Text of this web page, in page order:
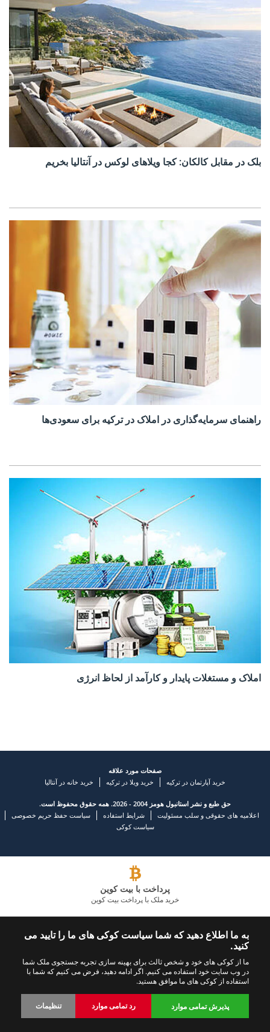
بلک در مقابل کالکان: کجا ویلاهای لوکس در آنتالیا بخریم
راهنمای سرمایه‌گذاری در املاک در ترکیه برای سعودی‌ها
املاک و مستغلات پایدار و کارآمد از لحاظ انرژی
صفحات مورد علاقه
خرید آپارتمان در ترکیه
خرید ویلا در ترکیه خرید خانه در آنتالیا
حق طبع و نشر استانبول هومز 2004 - 2026. همه حقوق محفوظ است.
اعلامیه های حقوقی و سلب مسئولیت
شرایط استفاده
سیاست حفظ حریم خصوصی
سیاست کوکی
پرداخت با بیت کوین
خرید ملک با پرداخت بیت کوین
شرکت املاک و مستغلات پیشرو
با ما تماس بگیرید
+902423245494
به ما اطلاع دهید که شما سیاست کوکی های ما را تایید می
کنید.
ما از کوکی های خود و شخص ثالث برای بهینه سازی تجربه جستجوی ملک شما
در وب سایت خود استفاده می کنیم. اگر ادامه دهید، فرض می کنیم که شما با
استفاده از کوکی های ما موافق هستید.
پذیرش تمامی موارد رد تمامی موارد تنظیمات